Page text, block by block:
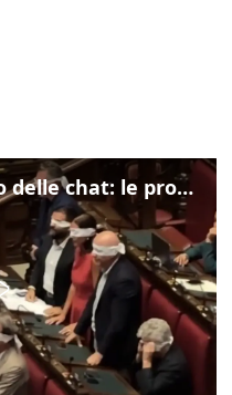
Delmastro, negato l'uso delle chat: le proteste di Avs e M5s